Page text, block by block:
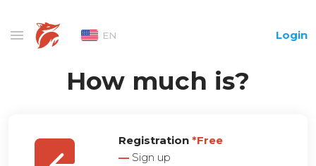
EN Login
How much is?
Registration *Free
— Sign up